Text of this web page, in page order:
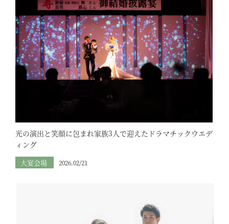
光の演出と笑顔に包まれ家族3人で迎えたドラマチックウエデ
ィング
大宴会場 2026.02/21